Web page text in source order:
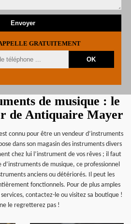
GRATUITEMENT
de musique : le
de Antiquaire Mayer
connu pour être un vendeur d’instruments
dans son magasin des instruments divers
chez lui l’instrument de vos rêves ; il faut
d’instruments de musique, ce professionnel
anciens ou détériorés. Il peut les
fonctionnels. Pour de plus amples
contactez-le ou visitez sa boutique !
le regretterez pas !